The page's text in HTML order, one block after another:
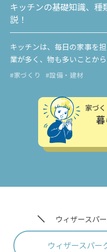
キッチンの基礎知識、
説！
キッチンは、毎日の家事を
業が多く、物も多いことか
#家づくり #設備・建材
家づ
ウィザースパ
ウィザースパー